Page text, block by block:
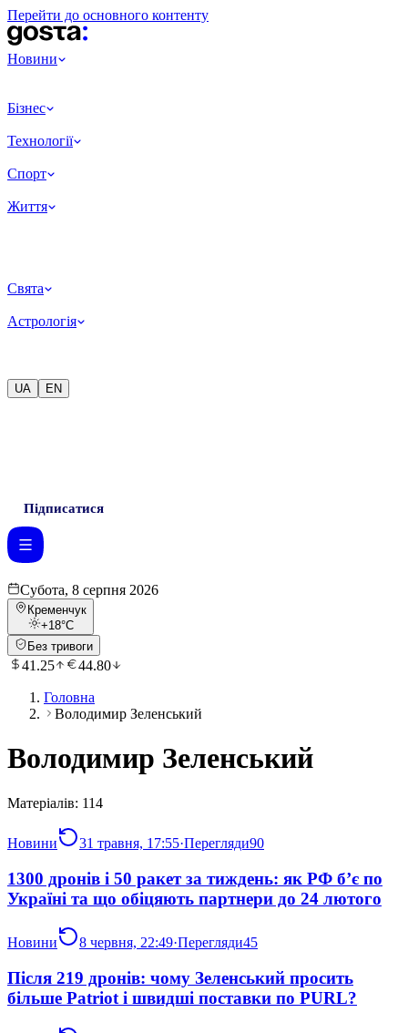
Перейти до основного контенту
Новини
Бізнес
Технології
Спорт
Життя
Свята
Астрологія
UA EN
Підписатися
Субота, 8 серпня 2026
Кременчук
+18°C
Без тривоги
41.25 44.80
Головна
Володимир Зеленський
Володимир Зеленський
Матеріалів: 114
Новини 31 травня, 17:55·Перегляди90
1300 дронів і 50 ракет за тиждень: як РФ б’є по
Україні та що обіцяють партнери до 24 лютого
Новини 8 червня, 22:49·Перегляди45
Після 219 дронів: чому Зеленський просить
більше Patriot і швидші поставки по PURL?